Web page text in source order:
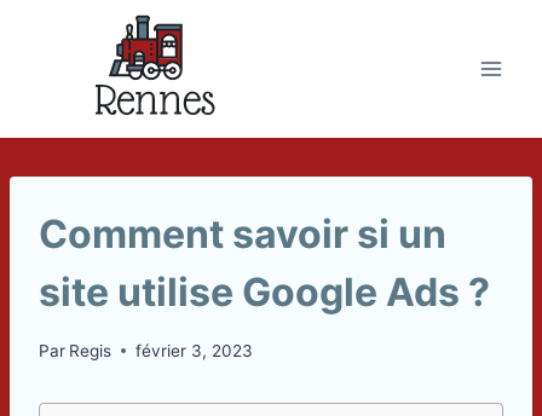
Comment savoir si un
site utilise Google Ads ?
Par Regis février 3, 2023